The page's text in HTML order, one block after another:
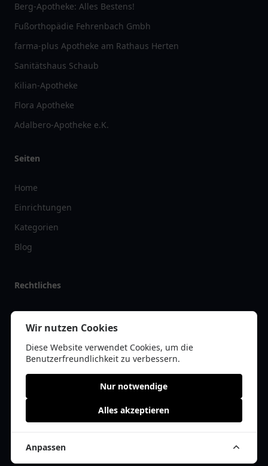
Berg-Apotheke: Alles Bestens!
Fußorthopädie Fehrenbach Gmbh
farma-plus Apotheke am Rathaus Herten
Sanitätshaus Schaub
Kilian-Apotheke
Flora Apotheke
Adalbero-Apotheke e.K.
Seiten
Home
Einrichtungen
Kategorien
Blog
Rechtliches
Impressum
Datenschutz
Kontakt
© 2026 apolist.de | Alle Rechte vorbehalten | * =Affiliate-Links /
Cookie Einwilligung anpassen
Wir nutzen Cookies
Diese Website verwendet Cookies, um die
Benutzerfreundlichkeit zu verbessern.
Nur notwendige
Alles akzeptieren
Anpassen